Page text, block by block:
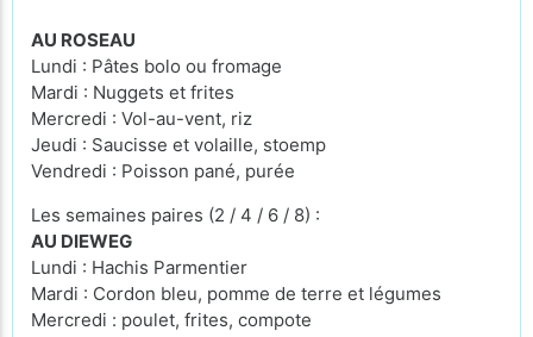
AU ROSEAU
Lundi : Pâtes bolo ou fromage
Mardi : Nuggets et frites
Mercredi : Vol-au-vent, riz
Jeudi : Saucisse et volaille, stoemp
Vendredi : Poisson pané, purée
Les semaines paires (2 / 4 / 6 / 8) :
AU DIEWEG
Lundi : Hachis Parmentier
Mardi : Cordon bleu, pomme de terre et légumes
Mercredi : poulet, frites, compote